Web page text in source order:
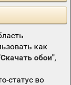
как
обои",
статус во